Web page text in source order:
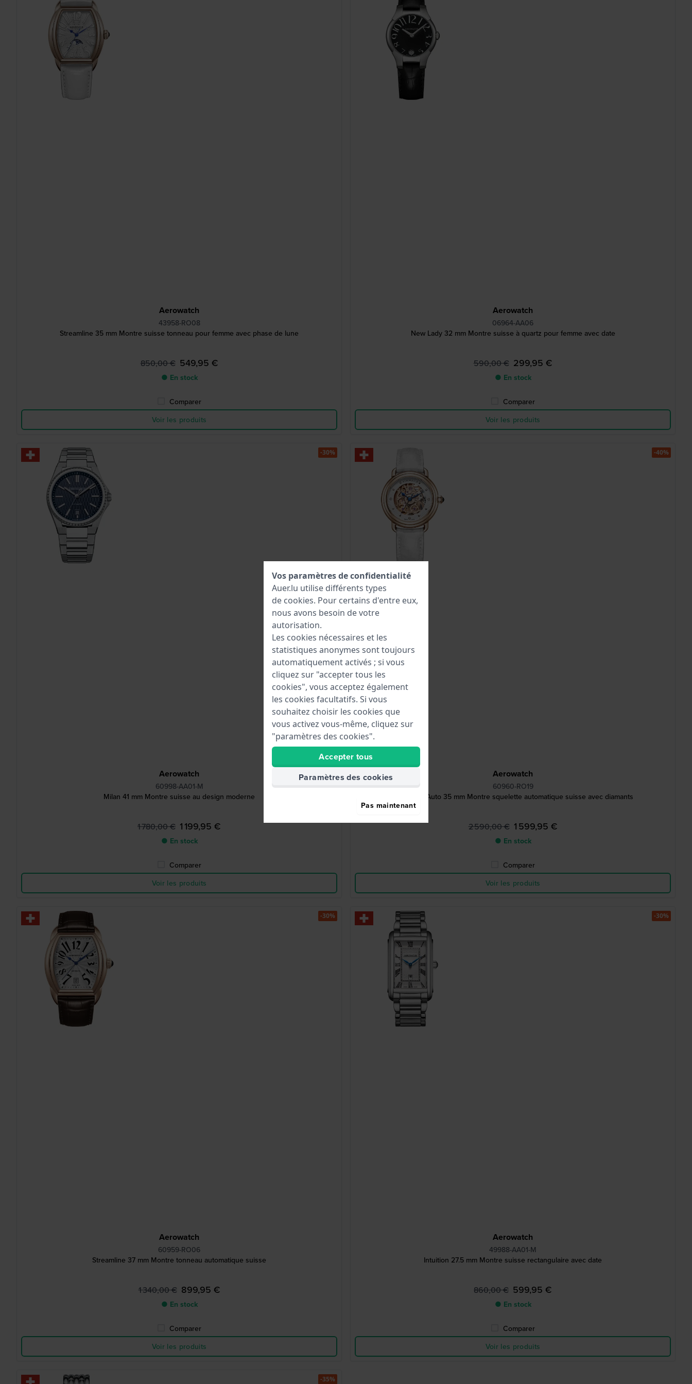
Aerowatch
43958-RO08
Streamline 35 mm Montre suisse tonneau pour femme avec phase de lune
850,00 € 549,95 €
● En stock
Comparer
Voir les produits
Aerowatch
06964-AA06
New Lady 32 mm Montre suisse à quartz pour femme avec date
590,00 € 299,95 €
● En stock
Comparer
Voir les produits
Aerowatch
60998-AA01-M
Milan 41 mm Montre suisse au design moderne
1 780,00 € 1 199,95 €
● En stock
Comparer
Voir les produits
-30%
Aerowatch
60960-RO19
1942 Lady Auto 35 mm Montre squelette automatique suisse avec diamants
2 590,00 € 1 599,95 €
● En stock
Comparer
Voir les produits
-40%
Aerowatch
60959-RO06
Streamline 37 mm Montre tonneau automatique suisse
1 340,00 € 899,95 €
● En stock
Comparer
Voir les produits
-30%
Aerowatch
49988-AA01-M
Intuition 27.5 mm Montre suisse rectangulaire avec date
860,00 € 599,95 €
● En stock
Comparer
Voir les produits
-30%
-35%
Vos paramètres de confidentialité
Auer.lu utilise différents types
de cookies. Pour certains d'entre eux,
nous avons besoin de votre
autorisation.
Les cookies nécessaires et les
statistiques anonymes sont toujours
automatiquement activés ; si vous
cliquez sur "accepter tous les
cookies", vous acceptez également
les cookies facultatifs. Si vous
souhaitez choisir les cookies que
vous activez vous-même, cliquez sur
"paramètres des cookies".
Accepter tous
Paramètres des cookies
Pas maintenant